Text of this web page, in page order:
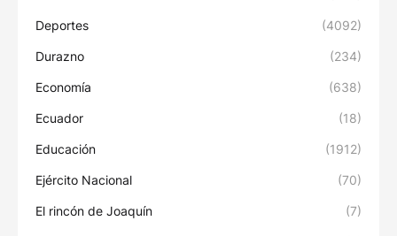
Deportes (4092)
Durazno (234)
Economía (638)
Ecuador (18)
Educación (1912)
Ejército Nacional (70)
El rincón de Joaquín (7)